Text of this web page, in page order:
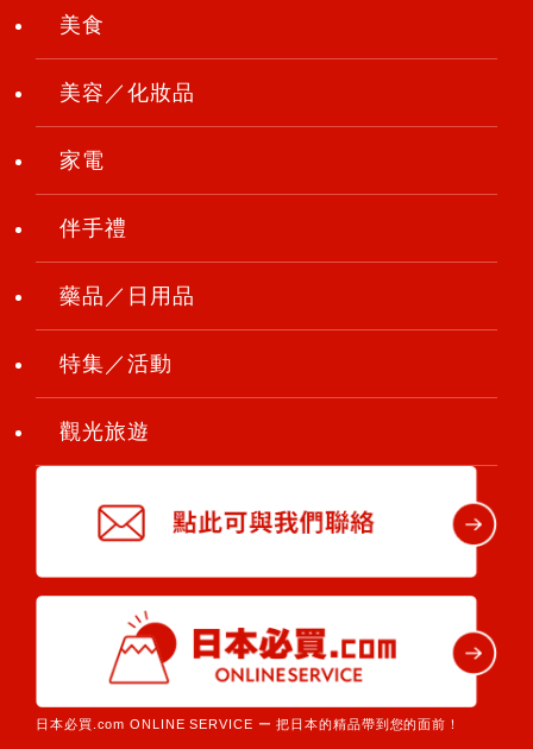
美食
美容／化妝品
家電
伴手禮
藥品／日用品
特集／活動
觀光旅遊
日本必買.com ONLINE SERVICE ー 把日本的精品帶到您的面前！